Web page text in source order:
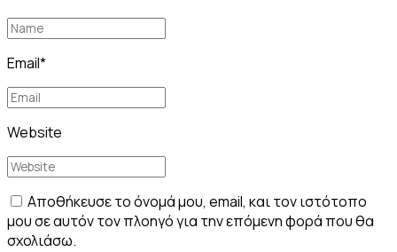
Email*
Website
Αποθήκευσε το όνομά μου, email, και τον ιστότοπο
μου σε αυτόν τον πλοηγό για την επόμενη φορά που θα
σχολιάσω.